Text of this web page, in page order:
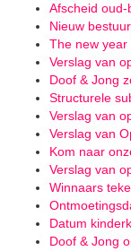
Afscheid
Nieuw
The new year
Verslag van
Doof & Jong
Structurele
Verslag van
Verslag van
Kom naar
Verslag van
Winnaars
Datum
Doof & Jong